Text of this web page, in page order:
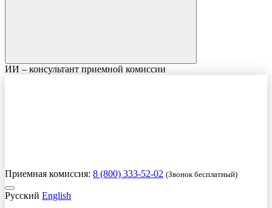
ИИ – консультант приемной комиссии
Приемная комиссия: 8 (800) 333-52-02 (Звонок бесплатный)
Русский English